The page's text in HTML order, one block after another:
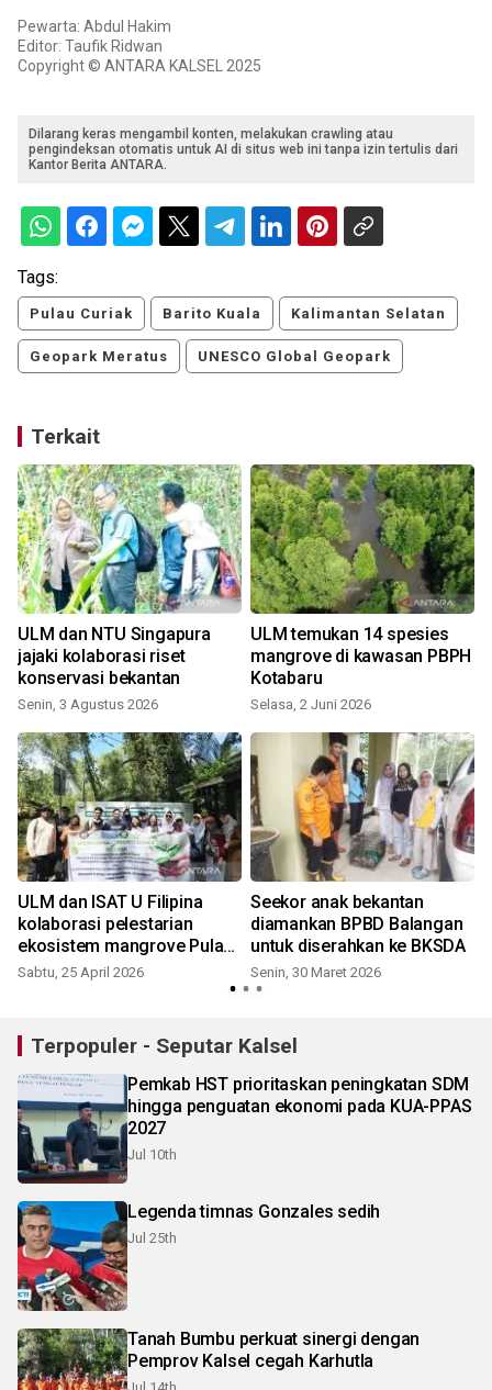
Pewarta: Abdul Hakim
Editor: Taufik Ridwan
Copyright © ANTARA KALSEL 2025
Dilarang keras mengambil konten, melakukan crawling atau
pengindeksan otomatis untuk AI di situs web ini tanpa izin tertulis dari
Kantor Berita ANTARA.
Tags:
Pulau Curiak Barito Kuala Kalimantan Selatan
Geopark Meratus UNESCO Global Geopark
Terkait
ULM dan NTU Singapura
jajaki kolaborasi riset
konservasi bekantan
Senin, 3 Agustus 2026
ULM temukan 14 spesies
mangrove di kawasan PBPH
Kotabaru
Selasa, 2 Juni 2026
ULM dan ISAT U Filipina
kolaborasi pelestarian
ekosistem mangrove Pulau
Curiak
Sabtu, 25 April 2026
Seekor anak bekantan
diamankan BPBD Balangan
untuk diserahkan ke BKSDA
Senin, 30 Maret 2026
Terpopuler - Seputar Kalsel
Pemkab HST prioritaskan peningkatan SDM
hingga penguatan ekonomi pada KUA-PPAS
2027
Jul 10th
Legenda timnas Gonzales sedih
Jul 25th
Tanah Bumbu perkuat sinergi dengan
Pemprov Kalsel cegah Karhutla